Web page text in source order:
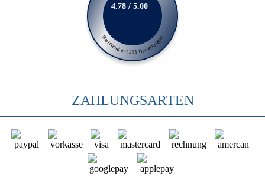
Basierend auf 231 Bewertungen
4.78 / 5.00
ZAHLUNGSARTEN